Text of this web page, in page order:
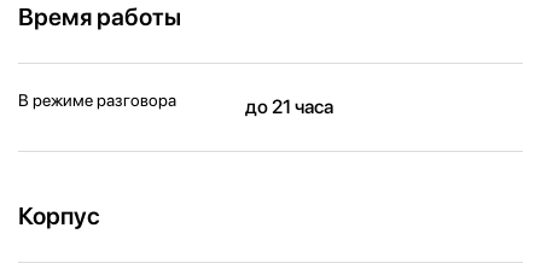
Время работы
В режиме разговора до 21 часа
Корпус